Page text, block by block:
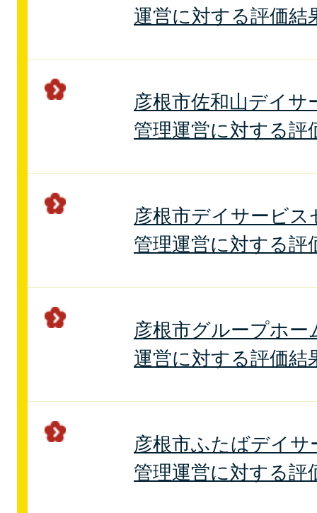
運営に対する評価結
彦根市佐和山デイ
管理運営に対する評
彦根市デイサービ
管理運営に対する評
彦根市グループホ
運営に対する評価結
彦根市ふたばデイ
管理運営に対する評